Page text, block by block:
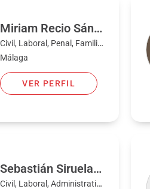
Miriam Recio Sánchez
Civil, Laboral, Penal, Familia, Mercantil
Málaga
VER PERFIL
Sebastián Siruela Martín
Civil, Laboral, Administrativo, Familia, Penal, Bancario, Fiscal, Mercantil